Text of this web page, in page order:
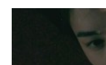
#스타다독왕 #김혜수